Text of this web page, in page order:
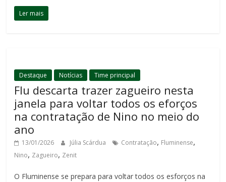
Ler mais
Destaque Notícias Time principal
Flu descarta trazer zagueiro nesta
janela para voltar todos os eforços
na contratação de Nino no meio do
ano
13/01/2026 Júlia Scárdua Contratação, Fluminense,
Nino, Zagueiro, Zenit
O Fluminense se prepara para voltar todos os esforços na